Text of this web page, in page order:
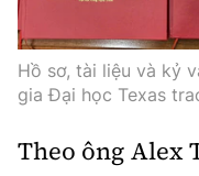
Hồ sơ, tài liệu và kỷ
gia Đại học Texas
Theo ông Alex